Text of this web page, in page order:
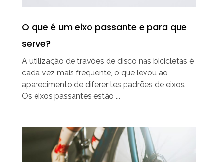
O que é um eixo passante e para que
serve?
A utilização de travões de disco nas bicicletas é
cada vez mais frequente, o que levou ao
aparecimento de diferentes padrões de eixos.
Os eixos passantes estão ...